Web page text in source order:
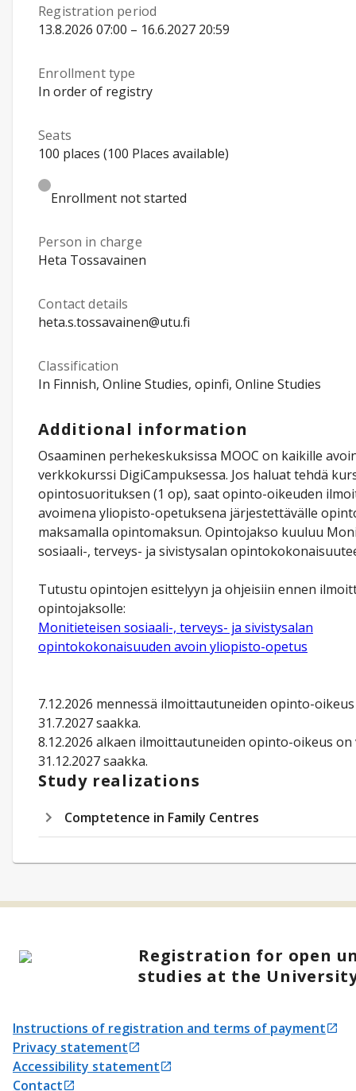
Registration period
13.8.2026 07:00 – 16.6.2027 20:59
Enrollment type
In order of registry
Seats
100 places (100 Places available)
Enrollment not started
Person in charge
Heta Tossavainen
Contact details
heta.s.tossavainen@utu.fi
Classification
In Finnish, Online Studies, opinfi, Online Studies
Additional information
Osaaminen perhekeskuksissa MOOC on kaikille
verkkokurssi DigiCampuksessa. Jos haluat tehdä
opintosuorituksen (1 op), saat opinto-oikeuden
avoimena yliopisto-opetuksena järjestettävälle
maksamalla opintomaksun. Opintojakso kuuluu
sosiaali-, terveys- ja sivistysalan
Tutustu opintojen esittelyyn ja ohjeisiin ennen
opintojaksolle:
Monitieteisen sosiaali-, terveys- ja sivistysalan
opintokokonaisuuden avoin yliopisto-opetus
7.12.2026 mennessä ilmoittautuneiden opinto-
31.7.2027 saakka.
8.12.2026 alkaen ilmoittautuneiden opinto-oikeus on
31.12.2027 saakka.
Study realizations
Comptetence in Family Centres
Registration for open
studies at the
Instructions of registration and terms of payment
Opens in a new tab
Privacy statement
Opens in a new tab
Accessibility statement
Opens in a new tab
Contact